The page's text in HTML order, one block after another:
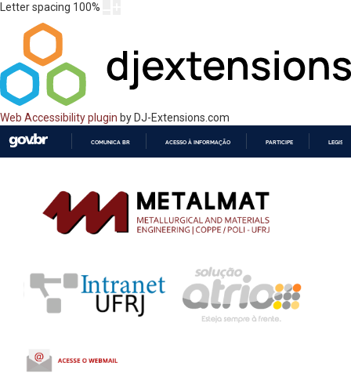
Letter spacing 100%
Web Accessibility plugin by DJ-Extensions.com
CONTEÚDO
COMUNICA BR ACESSO À INFORMAÇÃO PARTICIPE